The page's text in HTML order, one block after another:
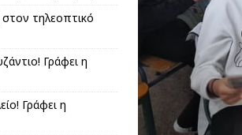
τηλεoπτικό
Γράφει η
Γράφει η